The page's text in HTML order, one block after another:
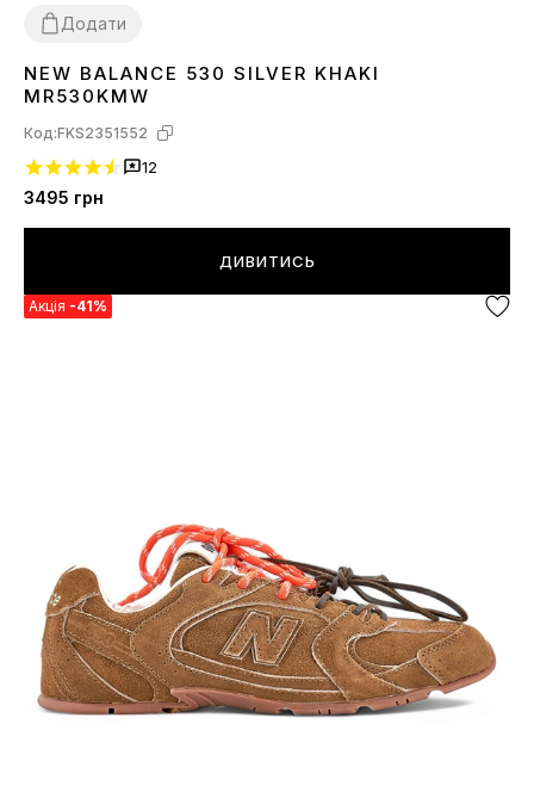
Додати
3637 3839404142 4345
NEW BALANCE 530 SILVER KHAKI
MR530KMW
Код:FKS2351552
12
3495 грн
ДИВИТИСЬ
Акція -41%